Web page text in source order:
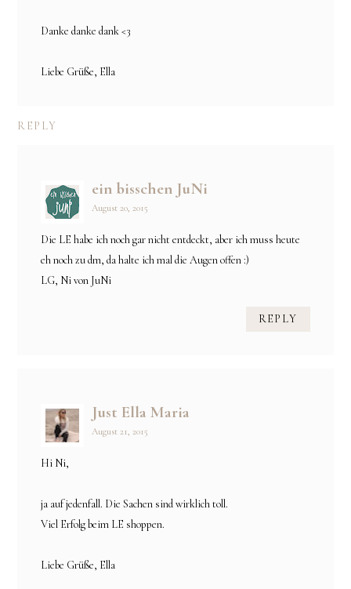
Danke danke dank <3
Liebe Grüße, Ella
REPLY
ein bisschen JuNi
August 20, 2015
Die LE habe ich noch gar nicht entdeckt, aber ich muss heute
eh noch zu dm, da halte ich mal die Augen offen :)
LG, Ni von JuNi
REPLY
Just Ella Maria
August 21, 2015
Hi Ni,
ja auf jedenfall. Die Sachen sind wirklich toll.
Viel Erfolg beim LE shoppen.
Liebe Grüße, Ella